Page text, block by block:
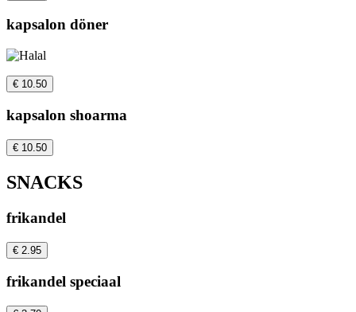
kapsalon döner
€ 10.50
kapsalon shoarma
€ 10.50
SNACKS
frikandel
€ 2.95
frikandel speciaal